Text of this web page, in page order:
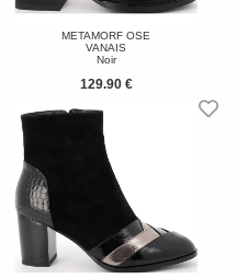
METAMORF OSE
VANAIS
Noir
129.90 €